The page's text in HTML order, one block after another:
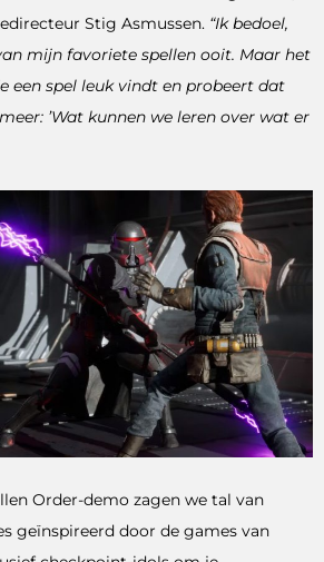
Stig Asmussen. “Ik bedoel,
mijn favoriete spellen ooit. Maar het
een spel leuk vindt en probeert dat
​​’Wat kunnen we leren over wat er
Order-demo zagen we tal van
geïnspireerd door de games van